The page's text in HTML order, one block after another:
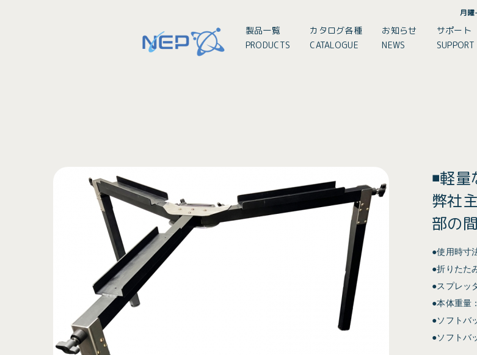
月
製品一覧
PRODUCTS
カタログ各種
CATALOGUE
お知らせ
NEWS
サポート
SUPPORT
◾️軽
弊社
部の
●使用時寸
●折りたた
●スプレッ
●本体重量
●ソフトバ
●ソフトバ